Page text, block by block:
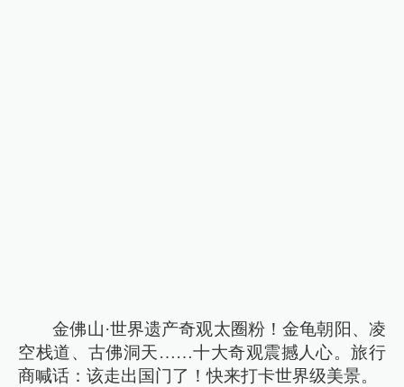
金佛山·世界遗产奇观太圈粉！金龟朝阳、凌
空栈道、古佛洞天……十大奇观震撼人心。旅行
商喊话：该走出国门了！快来打卡世界级美景。